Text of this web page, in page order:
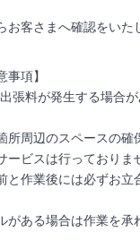
お客さまへ確認をいた
事項】
張料が発生する場合
所周辺のスペースの確
ービスは行っておりま
と作業後には必ずお立
がある場合は作業を承